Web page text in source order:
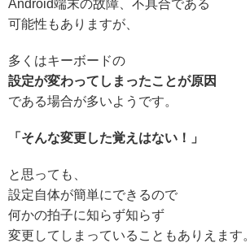
Android端末の故障、不具合である
可能性もありますが、
多くはキーボードの
設定が変わってしまったことが原因
である場合が多いようです。
「そんな変更した覚えはない！」
と思っても、
設定自体が簡単にできるので
何かの拍子に知らず知らず
変更してしまっていることもありえます。